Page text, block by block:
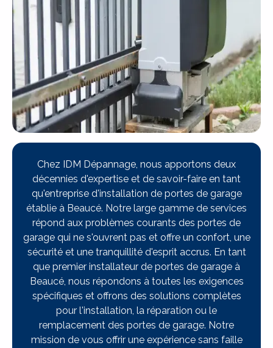
Chez IDM Dépannage, nous apportons deux
décennies d'expertise et de savoir-faire en tant
qu'entreprise d'installation de portes de garage
établie à Beaucé. Notre large gamme de services
répond aux problèmes courants des portes de
garage qui ne s'ouvrent pas et offre un confort, une
sécurité et une tranquillité d'esprit accrus. En tant
que premier installateur de portes de garage à
Beaucé, nous répondons à toutes les exigences
spécifiques et offrons des solutions complètes
pour l'installation, la réparation ou le
remplacement des portes de garage. Notre
mission de vous offrir une expérience sans faille